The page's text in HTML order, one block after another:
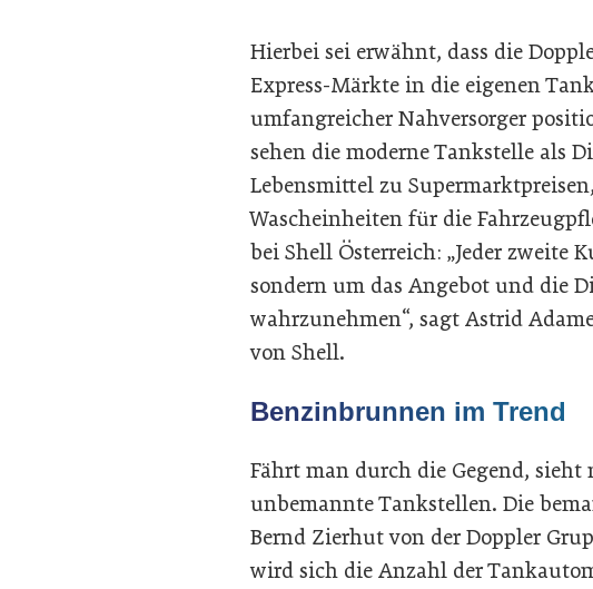
Hierbei sei erwähnt, dass die
Express-Märkte in die eigenen
umfangreicher Nahversorger
sehen die moderne Tankstelle als
Lebensmittel zu
Wascheinheiten für die
bei Shell Österreich: „Jeder zweite
sondern um das Angebot und die
wahrzunehmen“, sagt Astrid
von Shell.
Benzinbrunnen im Trend
Fährt man durch die Gegend,
unbemannte Tankstellen. Die
Bernd Zierhut von der Doppler
wird sich die Anzahl der